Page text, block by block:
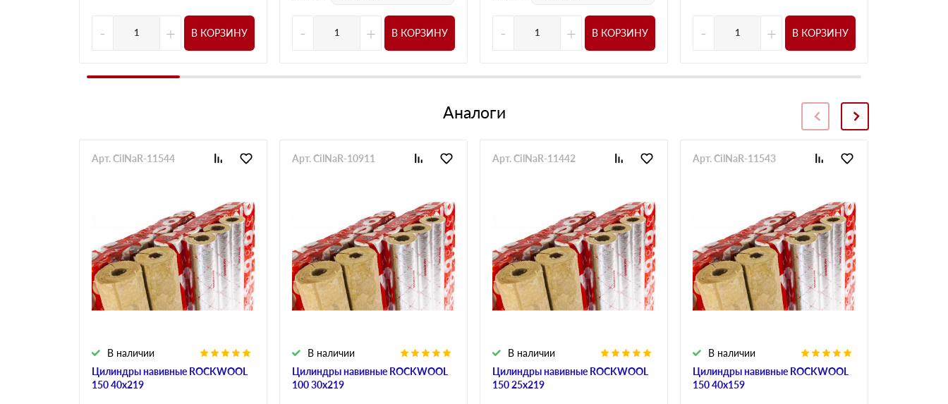
- + В КОРЗИНУ - + В КОРЗИНУ - + В КОРЗИНУ - + В КОРЗИНУ
Аналоги
Цилиндры навивные ROCKWOOL
150 40х219
В наличии
Арт. CilNaR-11544
Цилиндры навивные ROCKWOOL
100 30х219
В наличии
Арт. CilNaR-10911
Цилиндры навивные ROCKWOOL
150 25х219
В наличии
Арт. CilNaR-11442
Цилиндры навивные ROCKWOOL
150 40х159
В наличии
Арт. CilNaR-11543